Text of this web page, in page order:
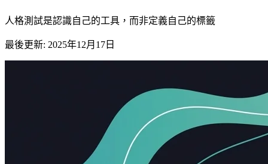
人格測試是認識自己的工具，而非定義自己的標籤
最後更新: 2025年12月17日